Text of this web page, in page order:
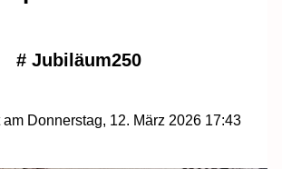
# Jubiläum250
Donnerstag, 12. März 2026 17:43